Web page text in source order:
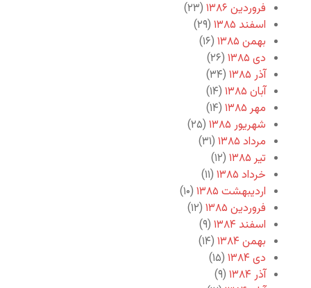
فروردین ۱۳۸۶
(۲۳)
اسفند ۱۳۸۵
(۲۹)
بهمن ۱۳۸۵
(۱۶)
دی ۱۳۸۵
(۲۶)
آذر ۱۳۸۵
(۳۴)
آبان ۱۳۸۵
(۱۴)
مهر ۱۳۸۵
(۱۴)
شهریور ۱۳۸۵
(۲۵)
مرداد ۱۳۸۵
(۳۱)
تیر ۱۳۸۵
(۱۲)
خرداد ۱۳۸۵
(۱۱)
اردیبهشت ۱۳۸۵
(۱۰)
فروردین ۱۳۸۵
(۱۲)
اسفند ۱۳۸۴
(۹)
بهمن ۱۳۸۴
(۱۴)
دی ۱۳۸۴
(۱۵)
آذر ۱۳۸۴
(۹)